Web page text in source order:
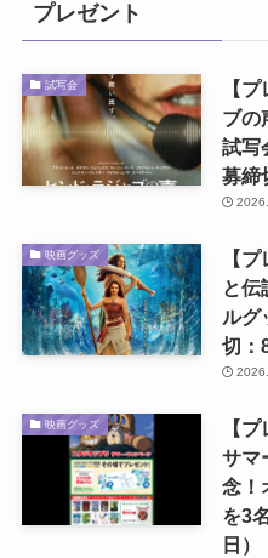
プレゼント
試写会
【
ブの
試写
募締
映画グッズ
【
と伝
ルグ
切：
映画グッズ
【
サマ
念！
を3
日）